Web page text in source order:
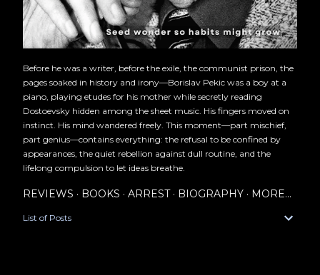
Before he was a writer, before the exile, the communist prison, the
pages soaked in history and irony—Borislav Pekic was a boy at a
piano, playing etudes for his mother while secretly reading
Dostoevsky hidden among the sheet music. His fingers moved on
instinct. His mind wandered freely. This moment—part mischief,
part genius—contains everything: the refusal to be confined by
appearances, the quiet rebellion against dull routine, and the
lifelong compulsion to let ideas breathe.
REVIEWS BOOKS ARREST BIOGRAPHY MORE…
List of Posts